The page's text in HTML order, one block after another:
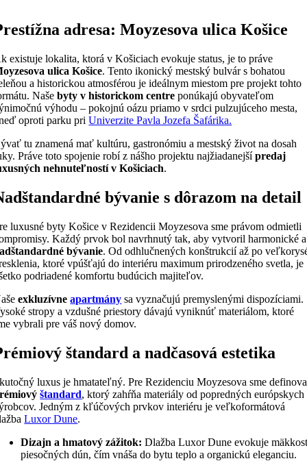
adresa: Moyzesova ulica Košice
existuje lokalita, ktorá v Košiciach evokuje status, je to práve
ulica Košice. Tento ikonický mestský bulvár s bohatou
a historickou atmosférou je ideálnym miestom pre projekt tohto
Našebyty v historickom centre ponúkajú obyvateľom
výhodu – pokojnú oázu priamo v srdci pulzujúceho mesta,
oproti parku priUniverzite Pavla Jozefa Šafárika.
tu znamená mať kultúru, gastronómiu a mestský život na dosah
Práve toto spojenie robí z nášho projektu najžiadanejšípredaj
nehnuteľností v Košiciach.
bývanie s dôrazom na detail
luxusné byty Košice v Rezidencii Moyzesova sme právom odmietli
Každý prvok bol navrhnutý tak, aby vytvoril harmonické a
bývanie. Od odhlučnených konštrukcií až po
ktoré vpúšťajú do interiéru maximum prirodzeného svetla, je
podriadené komfortu budúcich majiteľov.
exkluzívneapartmány sa vyznačujú premyslenými dispozíciami.
stropy a vzdušné priestory dávajú vyniknúť materiálom, ktoré
vybrali pre váš nový domov.
štandard a nadčasová estetika
luxus je hmatateľný. Pre Rezidenciu Moyzesova sme
štandard, ktorý zahŕňa materiály od popredných európskych
Jedným z kľúčových prvkov interiéru je veľkoformátová
Luxor Dune.
Dizajn a hmatový zážitok: Dlažba Luxor Dune evokuje
piesočných dún, čím vnáša do bytu teplo a organickú eleganciu.